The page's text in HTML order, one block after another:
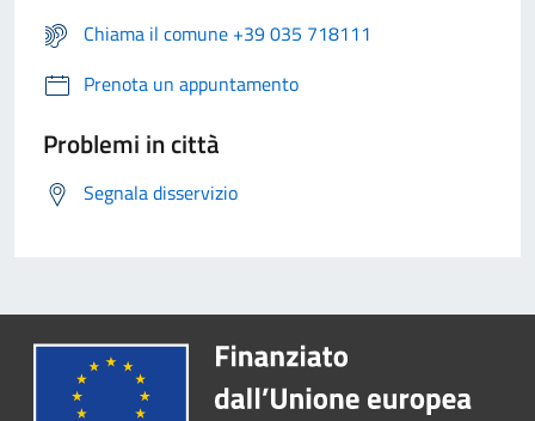
Chiama il comune +39 035 718111
Prenota un appuntamento
Problemi in città
Segnala disservizio